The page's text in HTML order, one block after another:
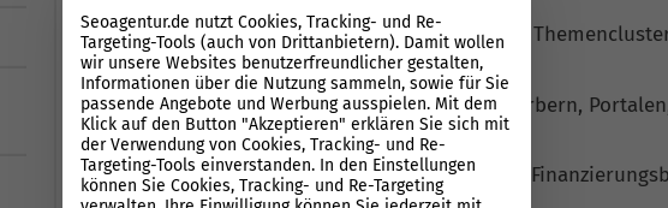
Relevante Rankings entstehen durch klare
einzelne, allgemein gehaltene Seiten.
Wettbewerb kommt von direkten Mitbewerbern,
und spezialisierten Vermittlern.
KI-Suchen nennen passende Anbieter von
Seoagentur.de nutzt Cookies, Tracking- und Re-
Targeting-Tools (auch von Drittanbietern). Damit wollen
wir unsere Websites benutzerfreundlicher gestalten,
Informationen über die Nutzung sammeln, sowie für Sie
passende Angebote und Werbung ausspielen. Mit dem
Klick auf den Button "Akzeptieren" erklären Sie sich mit
der Verwendung von Cookies, Tracking- und Re-
Targeting-Tools einverstanden. In den Einstellungen
können Sie Cookies, Tracking- und Re-Targeting